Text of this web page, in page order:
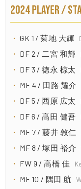
2024 PLAYER /
GK 1 / 菊地 大輝
DF 2 / 二宮 和輝
DF 3 / 徳永 椋太
MF 4 / 田路 耀介
DF 5 / 西原 広太
DF 6 / 髙田 健吾
MF 7 / 藤井 敦仁
MF 8 / 塚田 裕介
FW 9 / 高橋 佳
MF 10 / 隅田 航